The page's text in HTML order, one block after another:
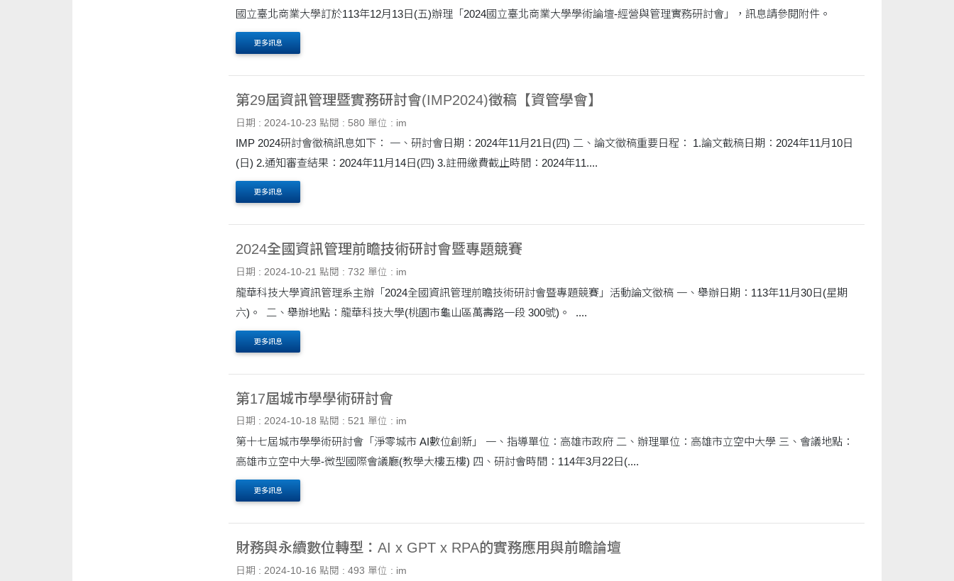
更多訊息
第29屆資訊管理暨實務研討會(IMP2024)徵稿【資管學會】
日期 : 2024-10-23 點閱 : 580 單位 : im
IMP 2024研討會徵稿訊息如下： 一、研討會日期：2024年11月21日(四) 二、論文徵稿重要日程： 1.論文截稿日期：2024年11月10日
(日) 2.通知審查結果：2024年11月14日(四) 3.註冊繳費截止時間：2024年11....
更多訊息
2024全國資訊管理前瞻技術研討會暨專題競賽
日期 : 2024-10-21 點閱 : 732 單位 : im
龍華科技大學資訊管理系主辦「2024全國資訊管理前瞻技術研討會暨專題競賽」活動論文徵稿 一、舉辦日期：113年11月30日(星期
六)。 二、舉辦地點：龍華科技大學(桃園市龜山區萬壽路一段 300號)。 ....
更多訊息
第17屆城市學學術研討會
日期 : 2024-10-18 點閱 : 521 單位 : im
第十七屆城市學學術研討會「淨零城市 AI數位創新」 一、指導單位：高雄市政府 二、辦理單位：高雄市立空中大學 三、會議地點：
高雄市立空中大學-微型國際會議廳(教學大樓五樓) 四、研討會時間：114年3月22日(....
更多訊息
財務與永續數位轉型：AI x GPT x RPA的實務應用與前瞻論壇
日期 : 2024-10-16 點閱 : 493 單位 : im